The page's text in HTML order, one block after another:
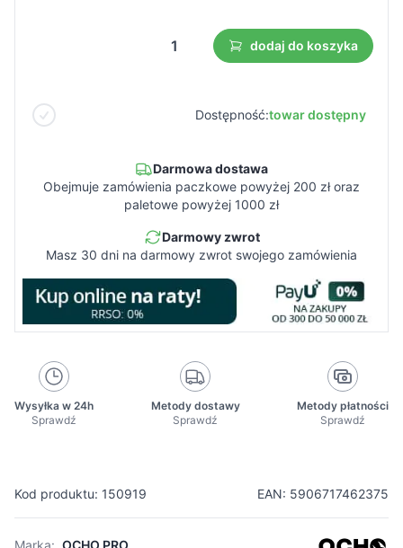
Kod produktu: 150919 EAN: 5906717462375
Marka: OCHO PRO
dodaj do koszyka
Dostępność:towar dostępny
Darmowa dostawa
Obejmuje zamówienia paczkowe powyżej 200 zł oraz
paletowe powyżej 1000 zł
Darmowy zwrot
Masz 30 dni na darmowy zwrot swojego zamówienia
Wysyłka w 24h
Sprawdź
Metody dostawy
Sprawdź
Metody płatności
Sprawdź